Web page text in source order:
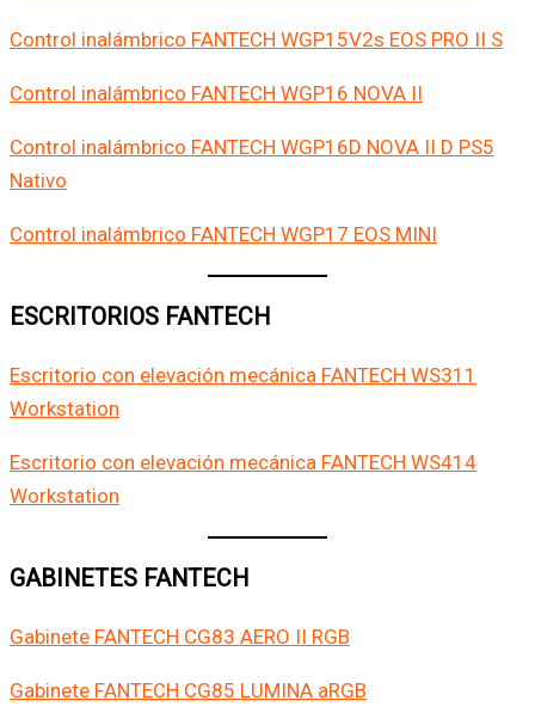
Control inalámbrico FANTECH WGP15V2s EOS PRO II S
Control inalámbrico FANTECH WGP16 NOVA II
Control inalámbrico FANTECH WGP16D NOVA II D PS5
Nativo
Control inalámbrico FANTECH WGP17 EOS MINI
ESCRITORIOS FANTECH
Escritorio con elevación mecánica FANTECH WS311
Workstation
Escritorio con elevación mecánica FANTECH WS414
Workstation
GABINETES FANTECH
Gabinete FANTECH CG83 AERO II RGB
Gabinete FANTECH CG85 LUMINA aRGB